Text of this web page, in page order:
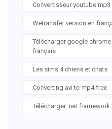
Convertisseur youtube
Wetransfer version en
Télécharger google
français
Les sims 4 chiens et chats
Converting avi to mp4 free
Télécharger .net